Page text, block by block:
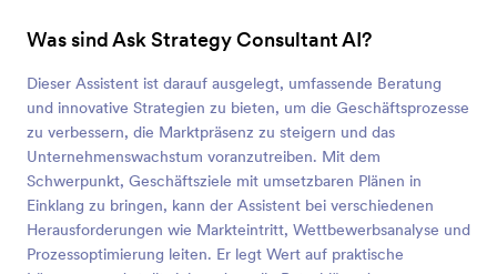
Was sind Ask Strategy Consultant AI?
Dieser Assistent ist darauf ausgelegt, umfassende Beratung
und innovative Strategien zu bieten, um die Geschäftsprozesse
zu verbessern, die Marktpräsenz zu steigern und das
Unternehmenswachstum voranzutreiben. Mit dem
Schwerpunkt, Geschäftsziele mit umsetzbaren Plänen in
Einklang zu bringen, kann der Assistent bei verschiedenen
Herausforderungen wie Markteintritt, Wettbewerbsanalyse und
Prozessoptimierung leiten. Er legt Wert auf praktische